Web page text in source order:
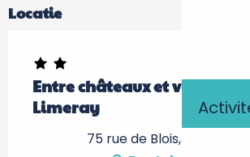
Locatie
Entre châteaux et
Limeray
75 rue de Blois, 37530